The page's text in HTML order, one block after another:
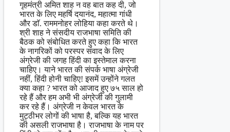
गृहमंत्री अमित शाह न वह बात कह दी, जो
भारत के लिए महर्षि दयानंद, महात्मा गांधी
और डाॅ. राममनोहर लोहिया कहा करते थे।
श्री शाह ने संसदीय राजभाषा समिति की
बैठक को संबोधित करते हुए कहा कि भारत
के नागरिकों को परस्पर संवाद के लिए
अंग्रेजी की जगह हिंदी का इस्तेमाल करना
चाहिए। याने भारत की संपर्क भाषा अंग्रेजी
नहीं, हिंदी होनी चाहिए! इसमें उन्होंने गलत
क्या कहा ? भारत को आजाद हुए ७५ साल हो
रहे हैं और हम अभी भी अंग्रेजी की गुलामी
कर रहे हैं। अंग्रेजी न केवल भारत के
मुट्ठीभर लोगों की भाषा है, बल्कि यह भारत
की असली राजभाषा है। राजभाषा के नाम पर